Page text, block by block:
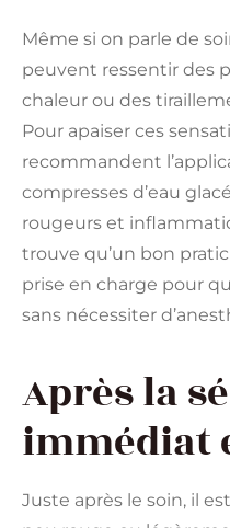
Même si on parle de
peuvent ressentir des
chaleur ou des
Pour apaiser ces
recommandent
compresses d’eau
rougeurs et
trouve qu’un bon
prise en charge pour
sans nécessiter
Après la
immédiat
Juste après le soin, il